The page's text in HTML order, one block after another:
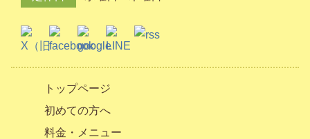
トップページ
初めての方へ
料金・メニュー